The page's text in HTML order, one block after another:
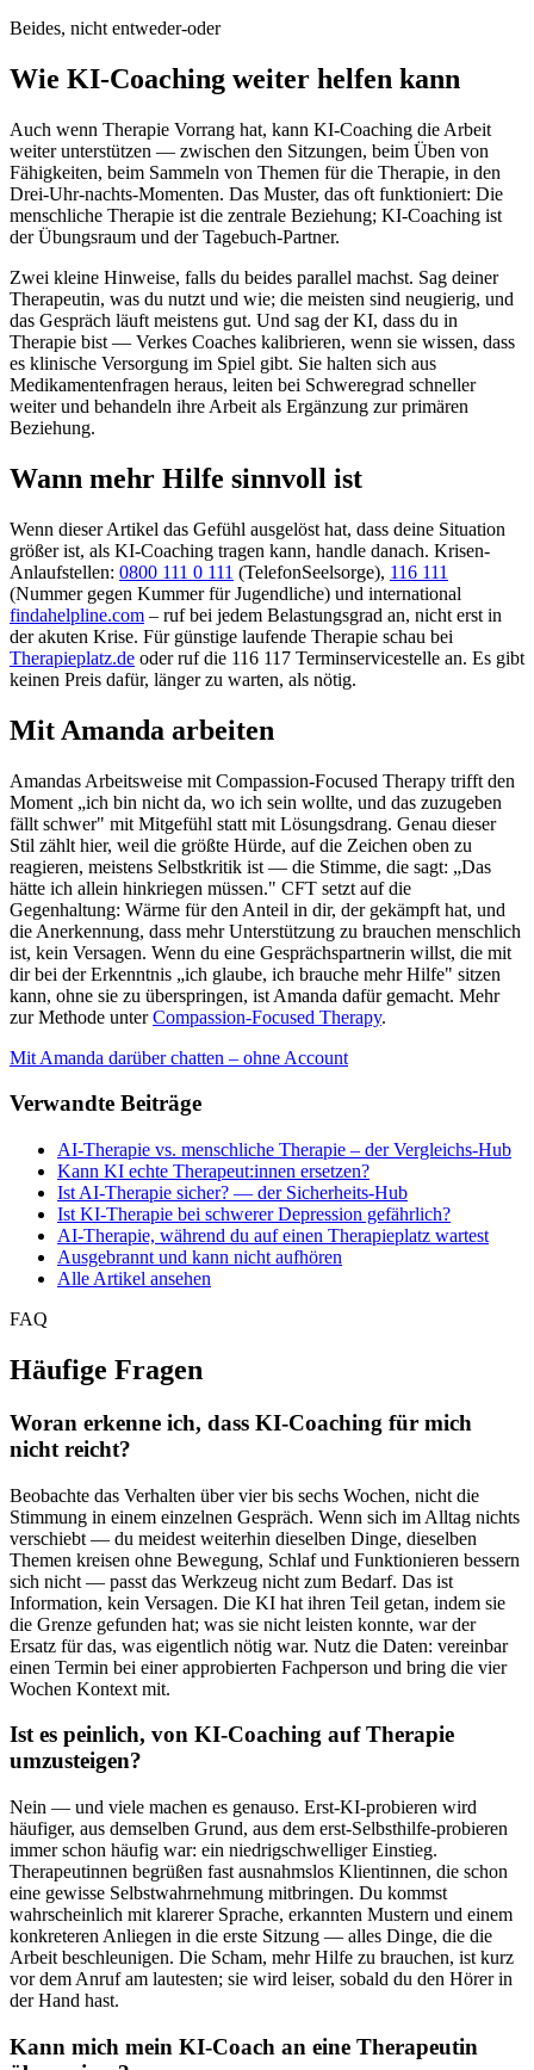
Beides, nicht entweder-oder
Wie KI-Coaching weiter helfen kann
Auch wenn Therapie Vorrang hat, kann KI-Coaching die Arbeit
weiter unterstützen — zwischen den Sitzungen, beim Üben von
Fähigkeiten, beim Sammeln von Themen für die Therapie, in den
Drei-Uhr-nachts-Momenten. Das Muster, das oft funktioniert: Die
menschliche Therapie ist die zentrale Beziehung; KI-Coaching ist
der Übungsraum und der Tagebuch-Partner.
Zwei kleine Hinweise, falls du beides parallel machst. Sag deiner
Therapeutin, was du nutzt und wie; die meisten sind neugierig, und
das Gespräch läuft meistens gut. Und sag der KI, dass du in
Therapie bist — Verkes Coaches kalibrieren, wenn sie wissen, dass
es klinische Versorgung im Spiel gibt. Sie halten sich aus
Medikamentenfragen heraus, leiten bei Schweregrad schneller
weiter und behandeln ihre Arbeit als Ergänzung zur primären
Beziehung.
Wann mehr Hilfe sinnvoll ist
Wenn dieser Artikel das Gefühl ausgelöst hat, dass deine Situation
größer ist, als KI-Coaching tragen kann, handle danach. Krisen-
Anlaufstellen: 0800 111 0 111 (TelefonSeelsorge), 116 111
(Nummer gegen Kummer für Jugendliche) und international
findahelpline.com – ruf bei jedem Belastungsgrad an, nicht erst in
der akuten Krise. Für günstige laufende Therapie schau bei
Therapieplatz.de oder ruf die 116 117 Terminservicestelle an. Es gibt
keinen Preis dafür, länger zu warten, als nötig.
Mit Amanda arbeiten
Amandas Arbeitsweise mit Compassion-Focused Therapy trifft den
Moment „ich bin nicht da, wo ich sein wollte, und das zuzugeben
fällt schwer" mit Mitgefühl statt mit Lösungsdrang. Genau dieser
Stil zählt hier, weil die größte Hürde, auf die Zeichen oben zu
reagieren, meistens Selbstkritik ist — die Stimme, die sagt: „Das
hätte ich allein hinkriegen müssen." CFT setzt auf die
Gegenhaltung: Wärme für den Anteil in dir, der gekämpft hat, und
die Anerkennung, dass mehr Unterstützung zu brauchen menschlich
ist, kein Versagen. Wenn du eine Gesprächspartnerin willst, die mit
dir bei der Erkenntnis „ich glaube, ich brauche mehr Hilfe" sitzen
kann, ohne sie zu überspringen, ist Amanda dafür gemacht. Mehr
zur Methode unterCompassion-Focused Therapy.
Mit Amanda darüber chatten – ohne Account
Verwandte Beiträge
AI-Therapie vs. menschliche Therapie – der Vergleichs-Hub
Kann KI echte Therapeut:innen ersetzen?
Ist AI-Therapie sicher? — der Sicherheits-Hub
Ist KI-Therapie bei schwerer Depression gefährlich?
AI-Therapie, während du auf einen Therapieplatz wartest
Ausgebrannt und kann nicht aufhören
Alle Artikel ansehen
FAQ
Häufige Fragen
Woran erkenne ich, dass KI-Coaching für mich
nicht reicht?
Beobachte das Verhalten über vier bis sechs Wochen, nicht die
Stimmung in einem einzelnen Gespräch. Wenn sich im Alltag nichts
verschiebt — du meidest weiterhin dieselben Dinge, dieselben
Themen kreisen ohne Bewegung, Schlaf und Funktionieren bessern
sich nicht — passt das Werkzeug nicht zum Bedarf. Das ist
Information, kein Versagen. Die KI hat ihren Teil getan, indem sie
die Grenze gefunden hat; was sie nicht leisten konnte, war der
Ersatz für das, was eigentlich nötig war. Nutz die Daten: vereinbar
einen Termin bei einer approbierten Fachperson und bring die vier
Wochen Kontext mit.
Ist es peinlich, von KI-Coaching auf Therapie
umzusteigen?
Nein — und viele machen es genauso. Erst-KI-probieren wird
häufiger, aus demselben Grund, aus dem erst-Selbsthilfe-probieren
immer schon häufig war: ein niedrigschwelliger Einstieg.
Therapeutinnen begrüßen fast ausnahmslos Klientinnen, die schon
eine gewisse Selbstwahrnehmung mitbringen. Du kommst
wahrscheinlich mit klarerer Sprache, erkannten Mustern und einem
konkreteren Anliegen in die erste Sitzung — alles Dinge, die die
Arbeit beschleunigen. Die Scham, mehr Hilfe zu brauchen, ist kurz
vor dem Anruf am lautesten; sie wird leiser, sobald du den Hörer in
der Hand hast.
Kann mich mein KI-Coach an eine Therapeutin